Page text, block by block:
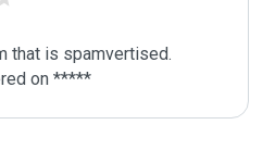
that is spamvertised.
on *****